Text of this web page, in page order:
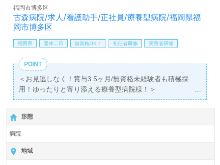
料サービスをご利用いただけます。＜非公開求人も取扱い
あり！＞"転職支援"のプロと一緒に転職活動！お問い合わ
古森病院/求人/看護助手/正社員/療養型病院/福岡県福
岡市博多区
福岡市博多区
福岡県 週休二日 無資格OK！ 初任者研修 実務者研修
POINT
＜お見逃しなく！賞与3.5ヶ月/無資格未経験者も積極採
用！ゆったりと寄り添える療養型病院様！＞
◎看護助手/正社員募集◎【月給190,500円～244,500円】
『天神駅』徒歩20分。
総病床数42床『古森病院』医療法人古森病院様の運営で
す。
福岡県を中心に病院、介護医療院、居宅介護支援事業を展
開されています。
形態
病院
地域